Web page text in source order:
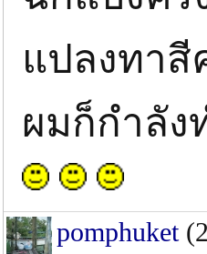
แปลงทาสี
ผมก็กำลัง
pomphuket